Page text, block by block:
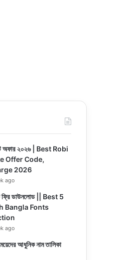
অফার ২০২৬ | Best Robi
Offer Code,
2026
ago
ফ্রি ডাউনলোড || Best 5
Bangla Fonts
ago
আধুনিক নাম তালিকা